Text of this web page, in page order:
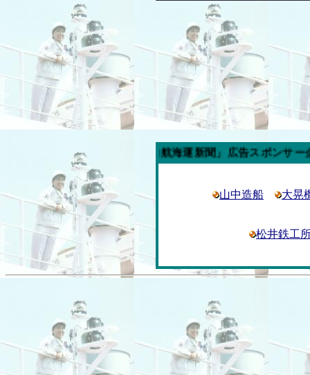
今週の「内航海運新聞」広告スポンサー企業
山中造船 大晃
松井鉄工